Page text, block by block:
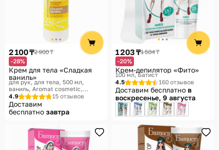
2 100 ₸2 900 ₸
-28%
Крем для тела «Сладкая
ваниль»
для рук, для тела, 500 мл,
ваниль Aromat cosmetic,
Profline
4.9 15 отзывов
Доставим
бесплатно завтра
1 203 ₸1 504 ₸
-20%
Крем-депилятор «Фито»
100 мл Батист
4.5
160 отзывов
Доставим бесплатно в
воскресенье, 9 августа